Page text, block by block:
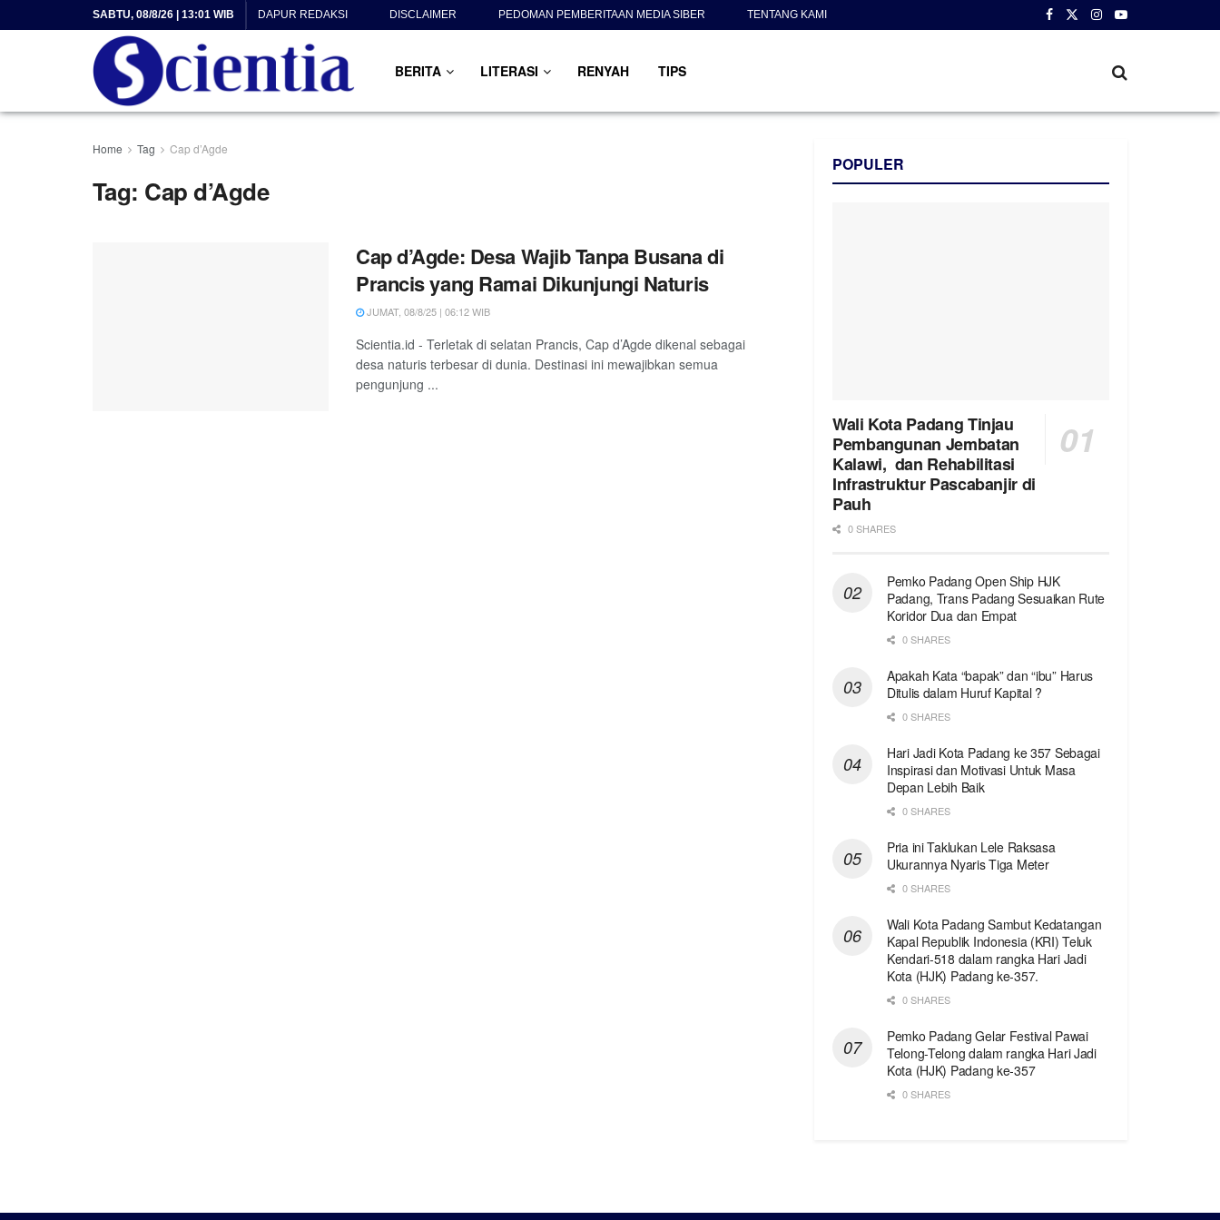
SABTU, 08/8/26 | 13:01 WIB DAPUR REDAKSI DISCLAIMER PEDOMAN PEMBERITAAN MEDIA SIBER TENTANG KAMI
BERITA LITERASI RENYAH TIPS
Home Tag Cap d’Agde
Tag: Cap d’Agde
Cap d’Agde: Desa Wajib Tanpa Busana di
Prancis yang Ramai Dikunjungi Naturis
JUMAT, 08/8/25 | 06:12 WIB
Scientia.id - Terletak di selatan Prancis, Cap d’Agde dikenal sebagai
desa naturis terbesar di dunia. Destinasi ini mewajibkan semua
pengunjung ...
POPULER
Wali Kota Padang Tinjau
Pembangunan Jembatan
Kalawi, dan Rehabilitasi
Infrastruktur Pascabanjir di
Pauh
0 SHARES
Pemko Padang Open Ship HJK
Padang, Trans Padang Sesuaikan Rute
Koridor Dua dan Empat
0 SHARES
Apakah Kata “bapak” dan “ibu” Harus
Ditulis dalam Huruf Kapital ?
0 SHARES
Hari Jadi Kota Padang ke 357 Sebagai
Inspirasi dan Motivasi Untuk Masa
Depan Lebih Baik
0 SHARES
Pria ini Taklukan Lele Raksasa
Ukurannya Nyaris Tiga Meter
0 SHARES
Wali Kota Padang Sambut Kedatangan
Kapal Republik Indonesia (KRI) Teluk
Kendari-518 dalam rangka Hari Jadi
Kota (HJK) Padang ke-357.
0 SHARES
Pemko Padang Gelar Festival Pawai
Telong-Telong dalam rangka Hari Jadi
Kota (HJK) Padang ke-357
0 SHARES